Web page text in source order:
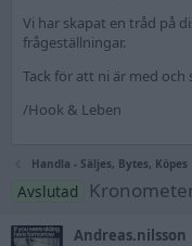
Vi har skapat en tråd på
frågeställningar.
Tack för att ni är med
/Hook & Leben
Handla - Säljes, Bytes, Köpes
Avslutad
Andreas.nilsson